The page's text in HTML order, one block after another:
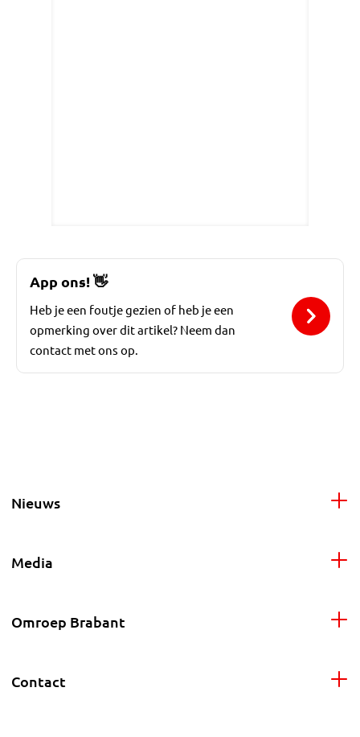
App ons!👋
Heb je een foutje gezien of heb je een
opmerking over dit artikel? Neem dan
contact met ons op.
Nieuws
Media
Omroep Brabant
Contact